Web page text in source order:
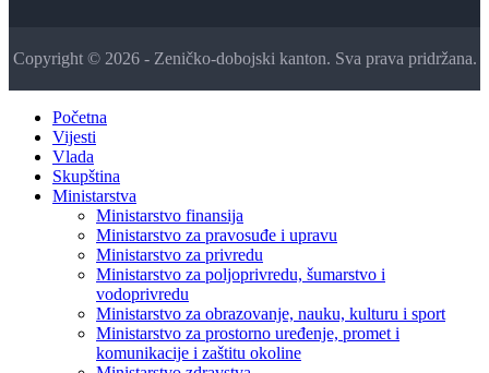
Copyright © 2026 - Zeničko-dobojski kanton. Sva prava pridržana.
Početna
Vijesti
Vlada
Skupština
Ministarstva
Ministarstvo finansija
Ministarstvo za pravosuđe i upravu
Ministarstvo za privredu
Ministarstvo za poljoprivredu, šumarstvo i
vodoprivredu
Ministarstvo za obrazovanje, nauku, kulturu i sport
Ministarstvo za prostorno uređenje, promet i
komunikacije i zaštitu okoline